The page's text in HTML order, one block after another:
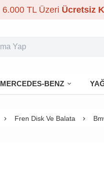
6.000 TL Üzeri Ücretsiz
MERCEDES-BENZ
Fren Disk Ve Balata